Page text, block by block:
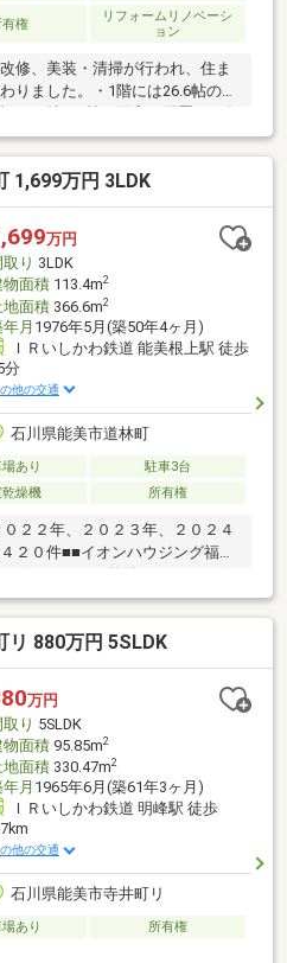
有権
リフォームリノベーシ
ョン
修、美装・清掃が行われ、住ま
りました。・1階には26.6帖の
・洗面脱衣室やトイレも1階にま
ています。・敷地506㎡に駐車3
りしています。・周辺にはコン
など商業施設が揃い、利便性の
ろげる広々空間と快適な暮らし
1,699万円 3LDK
万円
取り 3LDK
物面積113.4m2
地面積366.6m2
月 1976年5月(築50年4ヶ月)
ＩＲいしかわ鉄道 能美根上駅 徒歩
分
他の交通
石川県能美市道林町
あり
駐車3台
燥機 所有権
２２年、２０２３年、２０２４
２０件■■イオンハウジング福井
々スペース♪・全居室収納付き
根上小学校 徒歩１７分・根上
マート 徒歩８分運営会社：株
ウジングの加盟店は全て独立自
5643-8793
リ 880万円 5SLDK
万円
取り 5SLDK
物面積95.85m2
地面積330.47m2
月 1965年6月(築61年3ヶ月)
ＩＲいしかわ鉄道 明峰駅 徒歩
他の交通
石川県能美市寺井町リ
あり
所有権